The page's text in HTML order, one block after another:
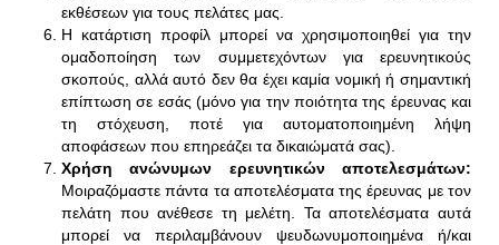
εκθέσεων για τους πελάτες μας.
Η κατάρτιση προφίλ μπορεί να χρησιμοποιηθεί για την
ομαδοποίηση των συμμετεχόντων για ερευνητικούς
σκοπούς, αλλά αυτό δεν θα έχει καμία νομική ή σημαντική
επίπτωση σε εσάς (μόνο για την ποιότητα της έρευνας και
τη στόχευση, ποτέ για αυτοματοποιημένη λήψη
αποφάσεων που επηρεάζει τα δικαιώματά σας).
Χρήση ανώνυμων ερευνητικών αποτελεσμάτων:
Μοιραζόμαστε πάντα τα αποτελέσματα της έρευνας με τον
πελάτη που ανέθεσε τη μελέτη. Τα αποτελέσματα αυτά
μπορεί να περιλαμβάνουν ψευδωνυμοποιημένα ή/και